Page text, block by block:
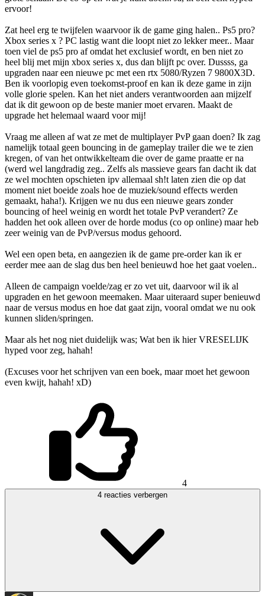
ervoor!
Zat heel erg te twijfelen waarvoor ik de game ging halen.. Ps5 pro?
Xbox series x ? PC lastig want die loopt niet zo lekker meer.. Maar
toen viel de ps5 pro af omdat het exclusief wordt, en ben niet zo
heel blij met mijn xbox series x, dus dan blijft pc over. Dussss, ga
upgraden naar een nieuwe pc met een rtx 5080/Ryzen 7 9800X3D.
Ben ik voorlopig even toekomst-proof en kan ik deze game in zijn
volle glorie spelen. Kan het niet anders verantwoorden aan mijzelf
dat ik dit gewoon op de beste manier moet ervaren. Maakt de
upgrade het helemaal waard voor mij!
Vraag me alleen af wat ze met de multiplayer PvP gaan doen? Ik zag
namelijk totaal geen bouncing in de gameplay trailer die we te zien
kregen, of van het ontwikkelteam die over de game praatte er na
(werd wel langdradig zeg.. Zelfs als massieve gears fan dacht ik dat
ze wel mochten opschieten ipv allemaal sh!t laten zien die op dat
moment niet boeide zoals hoe de muziek/sound effects werden
gemaakt, haha!). Krijgen we nu dus een nieuwe gears zonder
bouncing of heel weinig en wordt het totale PvP verandert? Ze
hadden het ook alleen over de horde modus (co op online) maar heb
zeer weinig van de PvP/versus modus gehoord.
Wel een open beta, en aangezien ik de game pre-order kan ik er
eerder mee aan de slag dus ben heel benieuwd hoe het gaat voelen..
Alleen de campaign voelde/zag er zo vet uit, daarvoor wil ik al
upgraden en het gewoon meemaken. Maar uiteraard super benieuwd
naar de versus modus en hoe dat gaat zijn, vooral omdat we nu ook
kunnen sliden/springen.
Maar als het nog niet duidelijk was; Wat ben ik hier VRESELIJK
hyped voor zeg, hahah!
(Excuses voor het schrijven van een boek, maar moet het gewoon
even kwijt, hahah! xD)
4
4 reacties verbergen